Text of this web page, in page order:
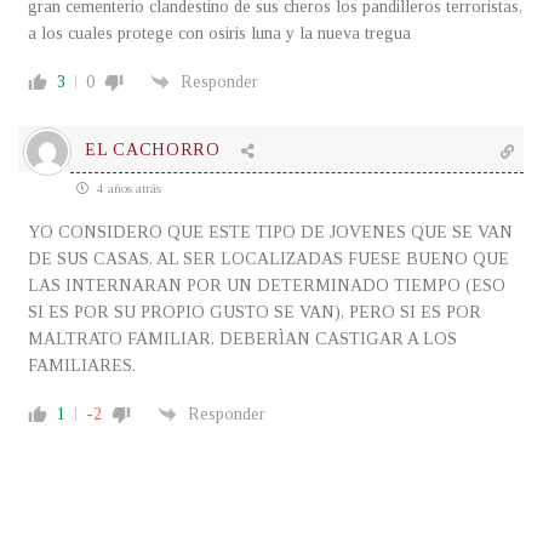
gran cementerio clandestino de sus cheros los pandilleros terroristas,
a los cuales protege con osiris luna y la nueva tregua
3 0 Responder
EL CACHORRO
4 años atrás
YO CONSIDERO QUE ESTE TIPO DE JOVENES QUE SE VAN
DE SUS CASAS, AL SER LOCALIZADAS FUESE BUENO QUE
LAS INTERNARAN POR UN DETERMINADO TIEMPO (ESO
SI ES POR SU PROPIO GUSTO SE VAN), PERO SI ES POR
MALTRATO FAMILIAR, DEBERÌAN CASTIGAR A LOS
FAMILIARES.
1 -2 Responder